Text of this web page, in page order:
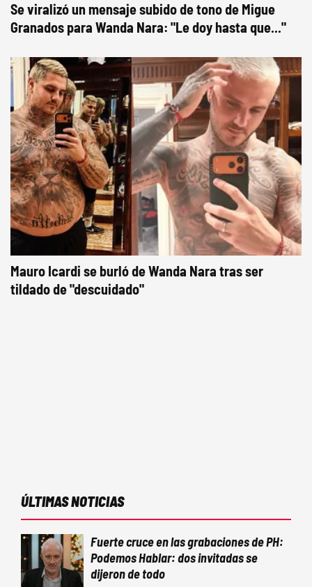
Se viralizó un mensaje subido de tono de Migue
Granados para Wanda Nara: "Le doy hasta que..."
Mauro Icardi se burló de Wanda Nara tras ser
tildado de "descuidado"
ÚLTIMAS NOTICIAS
Fuerte cruce en las grabaciones de PH:
Podemos Hablar: dos invitadas se
dijeron de todo